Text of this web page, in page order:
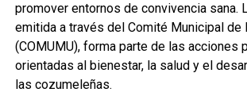
promover entornos de convivencia sana.
emitida a través del Comité Municipal de
(COMUMU), forma parte de las acciones
orientadas al bienestar, la salud y el
las cozumeleñas.